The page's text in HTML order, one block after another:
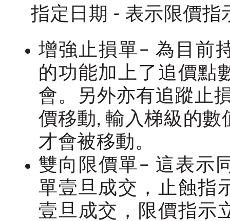
指定日期 - 表示限價指
增強止損單– 為目前
的功能加上了追價點
會。另外亦有追蹤止
價移動, 輸入梯級的
才會被移動。
雙向限價單– 這表示
單壹旦成交，止蝕指
壹旦成交，限價指示